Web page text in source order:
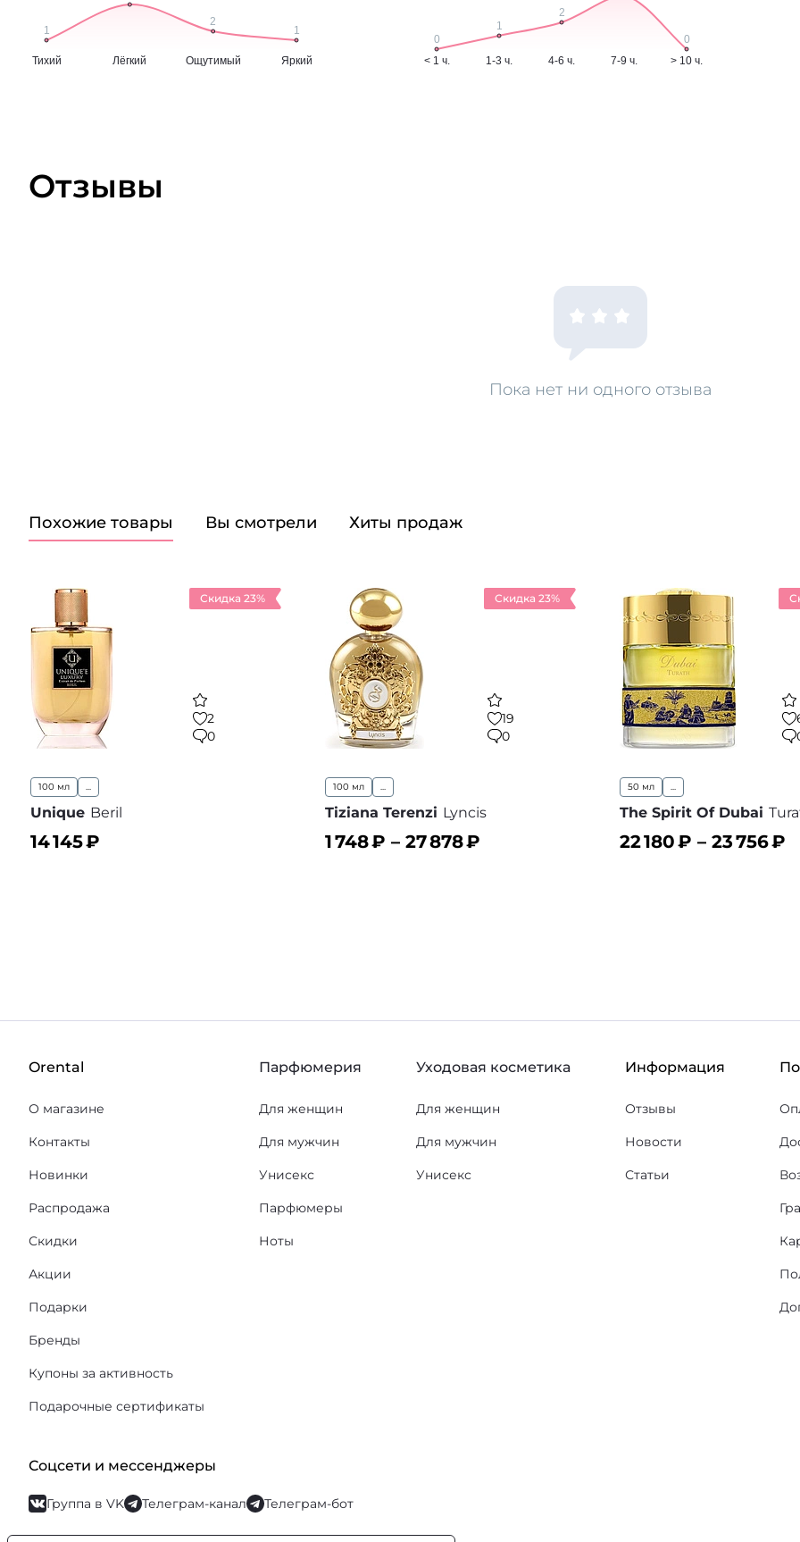
Отзывы
Пока нет ни одного отзыва
Похожие товары Вы смотрели Хиты продаж
Скидка 23%
2
0
100 мл ...
Unique Beril
14 145₽
Скидка 23%
19
0
100 мл ...
Tiziana Terenzi Lyncis
1 748₽ – 27 878₽
50 мл ...
The Spirit Of Dubai
22 180₽ – 23 756₽
Orental
О магазине
Контакты
Новинки
Распродажа
Скидки
Акции
Подарки
Бренды
Купоны за активность
Подарочные сертификаты
Парфюмерия
Для женщин
Для мужчин
Унисекс
Парфюмеры
Ноты
Уходовая косметика
Для женщин
Для мужчин
Унисекс
Информация
Отзывы
Новости
Статьи
Соцсети и мессенджеры
Группа в VK Телеграм-канал Телеграм-бот